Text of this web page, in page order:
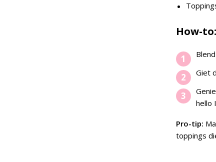
How-to:
Giet
hello
Pro-tip:
toppings